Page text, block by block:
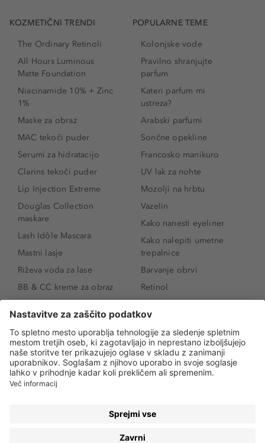
KOZMETIČNI TRENDI
The Ordinary Retinoli
All Hours Luminous
Matte Foundation
Niacinamide 10% + Zinc
1%
Maske za obraz
MAC tekoči puder
Serumi za hidratacijo
Clarins tekoči puder
Lip Injection Extreme
Douglas Collection
maskare
Lash Idôle Mascara
Mastni lasje
Riževa voda za lase
BB & CC kreme za obraz
SPF 30
Senčila za oči
Tekoči puder
Ličenje povešenih vek
Kako povečati oči
POPULARNE TEME
Kolonjske vode
Pravilno shranjujte
parfum
Kateri parfum mi
ustreza?
Arabski parfumi
Sončne opekline
Francosko manikuro
UV lak za nohte
Mozolji na hrbtu
Vazelin
Kako nanesti eyeliner
Kako nalepiti umetne
trepalnice
Barvanje obrvi
Retinol
Niacinamid
Rozacea
Salicilna kislina